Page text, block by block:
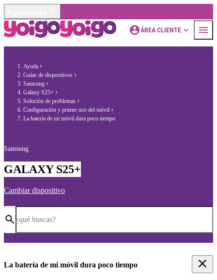
ÁREA CLIENTE
Ayuda
Guías de dispositivos
Samsung
Galaxy S25+
Solución de problemas
Configuración y primer uso del móvil
La batería de mi móvil dura poco tiempo
Samsung
GALAXY S25+
Cambiar dispositivo
¿qué buscas?
La batería de mi móvil dura poco tiempo